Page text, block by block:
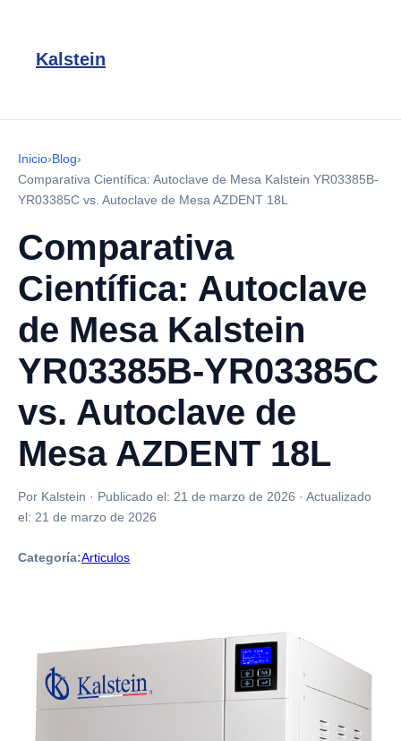
Kalstein
Inicio›Blog›
Comparativa Científica: Autoclave de Mesa Kalstein YR03385B-
YR03385C vs. Autoclave de Mesa AZDENT 18L
Comparativa
Científica: Autoclave
de Mesa Kalstein
YR03385B-YR03385C
vs. Autoclave de
Mesa AZDENT 18L
Por Kalstein · Publicado el: 21 de marzo de 2026 · Actualizado
el: 21 de marzo de 2026
Categoría:Articulos